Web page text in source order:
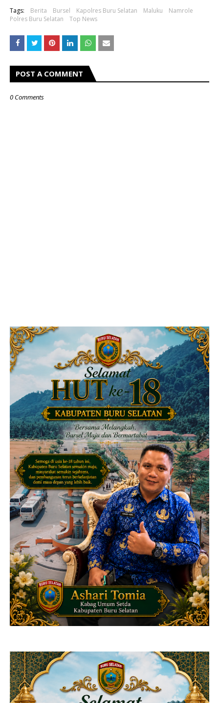
Tags: Berita Bursel Kapolres Buru Selatan Maluku
Namrole
Polres Buru Selatan
Top News
POST A COMMENT
0 Comments